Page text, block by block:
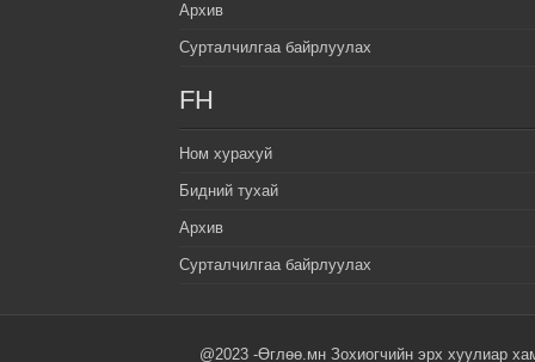
Архив
Сурталчилгаа байрлуулах
FH
Ном хурахуй
Бидний тухай
Архив
Сурталчилгаа байрлуулах
@2023 -Өглөө.мн Зохиогчийн эрх хуулиар